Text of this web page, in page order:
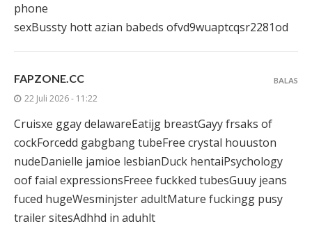
phone
sexBussty hott azian babeds ofvd9wuaptcqsr2281od
FAPZONE.CC
22 Juli 2026 - 11:22
Cruisxe ggay delawareEatijg breastGayy frsaks of
cockForcedd gabgbang tubeFree crystal houuston
nudeDanielle jamioe lesbianDuck hentaiPsychology
oof faial expressionsFreee fuckked tubesGuuy jeans
fuced hugeWesminjster adultMature fuckingg pusy
trailer sitesAdhhd in aduhlt
BALAS